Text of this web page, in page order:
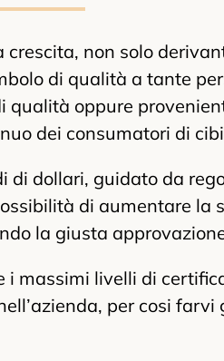
non solo
di qualità a tante
qualità oppure
dei consumatori di
di dollari, guidato da
di aumentare la
la giusta
massimi livelli di
per cosi